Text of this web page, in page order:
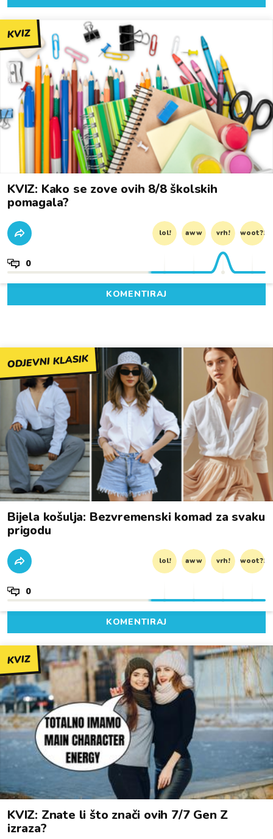
KVIZ
KVIZ: Kako se zove ovih 8/8 školskih
pomagala?
lol! aww vrh! woot?!
0
KOMENTIRAJ
ODJEVNI KLASIK
Bijela košulja: Bezvremenski komad za svaku
prigodu
lol! aww vrh! woot?!
0
KOMENTIRAJ
KVIZ
KVIZ: Znate li što znači ovih 7/7 Gen Z
izraza?